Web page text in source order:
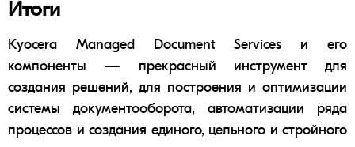
Итоги
Kyocera Managed Document Services и его
компоненты — прекрасный инструмент для
создания решений, для построения и оптимизации
системы документооборота, автоматизации ряда
процессов и создания единого, цельного и стройного